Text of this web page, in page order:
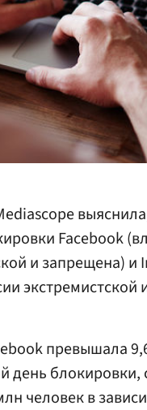
Facebook
и запрещена) и
превышала
день
человек в